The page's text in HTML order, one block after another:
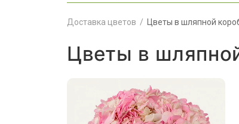
Доставка цветов Цветы в шляпной
Цветы в